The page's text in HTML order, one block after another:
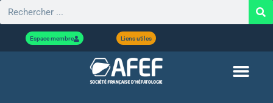
Espace membre Liens utiles